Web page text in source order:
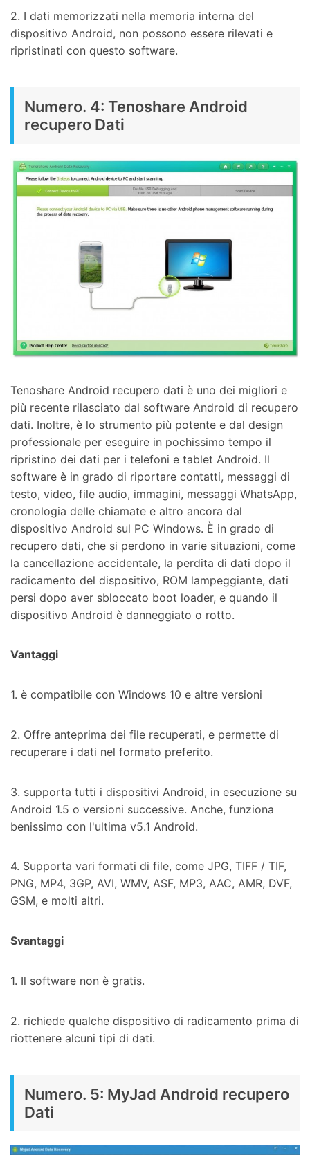
2. I dati memorizzati nella memoria interna del
dispositivo Android, non possono essere rilevati e
ripristinati con questo software.
Numero. 4: Tenoshare Android
recupero Dati
Tenoshare Android recupero dati è uno dei migliori e
più recente rilasciato dal software Android di recupero
dati. Inoltre, è lo strumento più potente e dal design
professionale per eseguire in pochissimo tempo il
ripristino dei dati per i telefoni e tablet Android. Il
software è in grado di riportare contatti, messaggi di
testo, video, file audio, immagini, messaggi WhatsApp,
cronologia delle chiamate e altro ancora dal
dispositivo Android sul PC Windows. È in grado di
recupero dati, che si perdono in varie situazioni, come
la cancellazione accidentale, la perdita di dati dopo il
radicamento del dispositivo, ROM lampeggiante, dati
persi dopo aver sbloccato boot loader, e quando il
dispositivo Android è danneggiato o rotto.
Vantaggi
1. è compatibile con Windows 10 e altre versioni
2. Offre anteprima dei file recuperati, e permette di
recuperare i dati nel formato preferito.
3. supporta tutti i dispositivi Android, in esecuzione su
Android 1.5 o versioni successive. Anche, funziona
benissimo con l'ultima v5.1 Android.
4. Supporta vari formati di file, come JPG, TIFF / TIF,
PNG, MP4, 3GP, AVI, WMV, ASF, MP3, AAC, AMR, DVF,
GSM, e molti altri.
Svantaggi
1. Il software non è gratis.
2. richiede qualche dispositivo di radicamento prima di
riottenere alcuni tipi di dati.
Numero. 5: MyJad Android recupero
Dati